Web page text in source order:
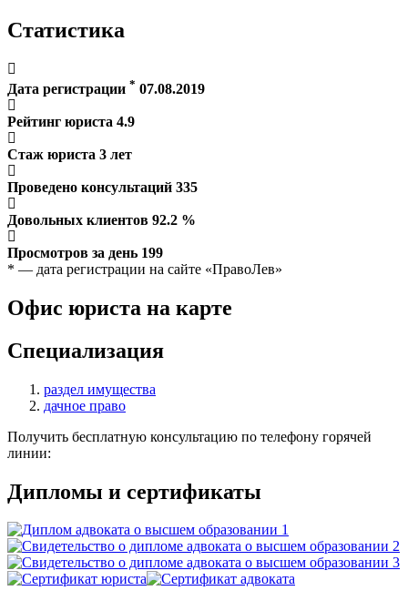
Статистика
Дата регистрации * 07.08.2019
Рейтинг юриста 4.9
Стаж юриста 3 лет
Проведено консультаций 335
Довольных клиентов 92.2 %
Просмотров за день 199
* — дата регистрации на сайте «ПравоЛев»
Офис юриста на карте
Специализация
раздел имущества
дачное право
Получить бесплатную консультацию по телефону горячей
линии:
Дипломы и сертификаты